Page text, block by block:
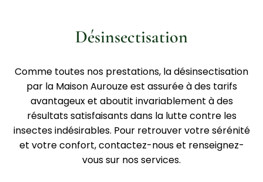
Désinsectisation
Comme toutes nos prestations, la désinsectisation
par la Maison Aurouze est assurée à des tarifs
avantageux et aboutit invariablement à des
résultats satisfaisants dans la lutte contre les
insectes indésirables. Pour retrouver votre sérénité
et votre confort, contactez-nous et renseignez-
vous sur nos services.